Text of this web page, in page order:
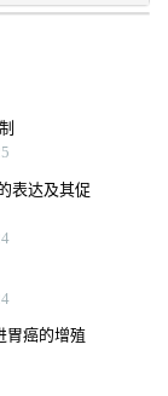
表达及其促
胃癌的增殖